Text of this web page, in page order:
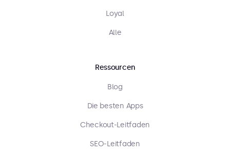
Loyal
Alle
Ressourcen
Blog
Die besten Apps
Checkout-Leitfaden
SEO-Leitfaden